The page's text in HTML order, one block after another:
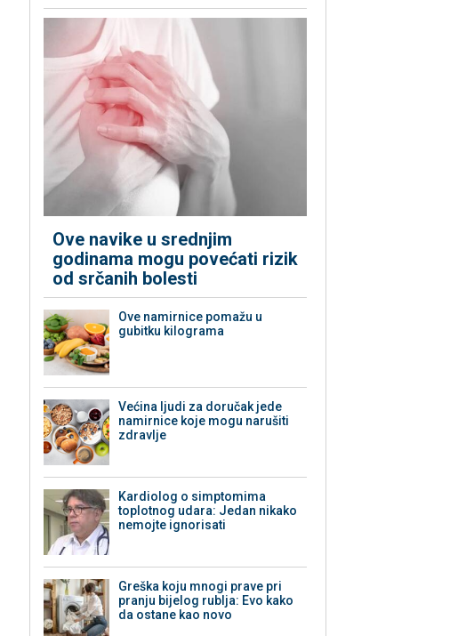
Ove navike u srednjim
godinama mogu povećati rizik
od srčanih bolesti
Ove namirnice pomažu u
gubitku kilograma
Većina ljudi za doručak jede
namirnice koje mogu narušiti
zdravlje
Kardiolog o simptomima
toplotnog udara: Jedan nikako
nemojte ignorisati
Greška koju mnogi prave pri
pranju bijelog rublja: Evo kako
da ostane kao novo